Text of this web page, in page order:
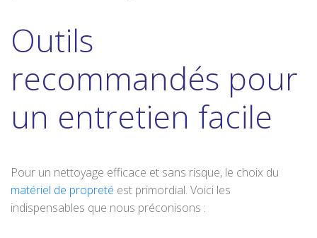
Outils
recommandés pour
un entretien facile
Pour un nettoyage efficace et sans risque, le choix du
matériel de propreté est primordial. Voici les
indispensables que nous préconisons :